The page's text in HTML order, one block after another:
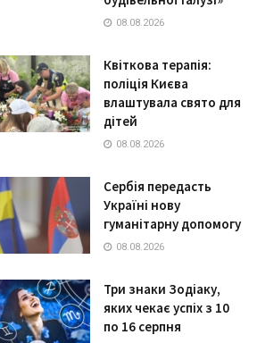
08.08.2026
Квіткова терапія:
поліція Києва
влаштувала свято для
дітей
08.08.2026
Сербія передасть
Україні нову
гуманітарну допомогу
08.08.2026
Три знаки Зодіаку,
яких чекає успіх з 10
по 16 серпня